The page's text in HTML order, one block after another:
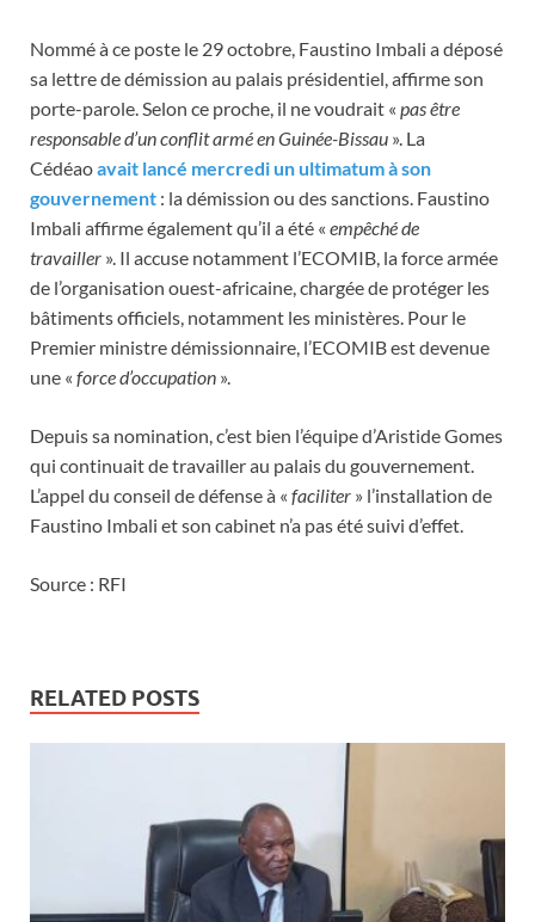
Nommé à ce poste le 29 octobre, Faustino Imbali a déposé
sa lettre de démission au palais présidentiel, affirme son
porte-parole. Selon ce proche, il ne voudrait « pas être
responsable d’un conflit armé en Guinée-Bissau ». La
Cédéaoavait lancé mercredi un ultimatum à son
gouvernement : la démission ou des sanctions. Faustino
Imbali affirme également qu’il a été « empêché de
travailler ». Il accuse notamment l’ECOMIB, la force armée
de l’organisation ouest-africaine, chargée de protéger les
bâtiments officiels, notamment les ministères. Pour le
Premier ministre démissionnaire, l’ECOMIB est devenue
une « force d’occupation ».
Depuis sa nomination, c’est bien l’équipe d’Aristide Gomes
qui continuait de travailler au palais du gouvernement.
L’appel du conseil de défense à « faciliter » l’installation de
Faustino Imbali et son cabinet n’a pas été suivi d’effet.
Source : RFI
RELATED POSTS